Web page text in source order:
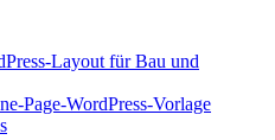
Layout für Bau und
Page-WordPress-Vorlage